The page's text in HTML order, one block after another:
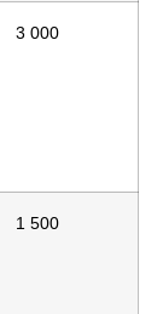
3 000
1 500